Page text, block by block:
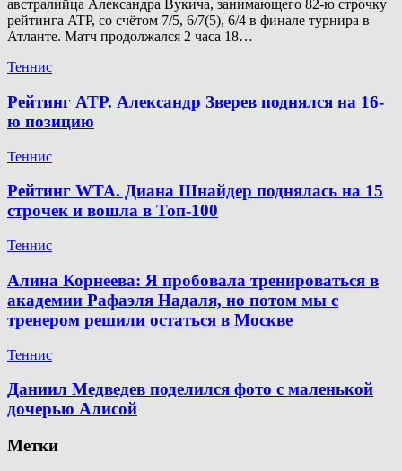
австралийца Александра Вукича, занимающего 82-ю строчку
рейтинга ATP, со счётом 7/5, 6/7(5), 6/4 в финале турнира в
Атланте. Матч продолжался 2 часа 18…
Теннис
Рейтинг ATP. Александр Зверев поднялся на 16-
ю позицию
Теннис
Рейтинг WTA. Диана Шнайдер поднялась на 15
строчек и вошла в Топ-100
Теннис
Алина Корнеева: Я пробовала тренироваться в
академии Рафаэля Надаля, но потом мы с
тренером решили остаться в Москве
Теннис
Даниил Медведев поделился фото с маленькой
дочерью Алисой
Метки